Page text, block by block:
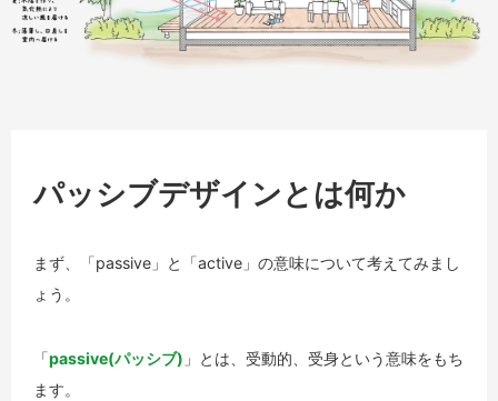
パッシブデザインとは何か
まず、「passive」と「active」の意味について考えてみまし
ょう。
「passive(パッシブ) 」とは、受動的、受身という意味をもち
ます。